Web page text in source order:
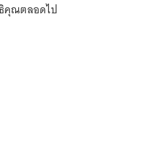
คุณตลอดไป